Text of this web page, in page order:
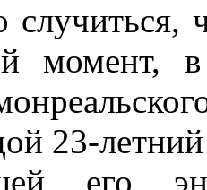
момент,
23-
его